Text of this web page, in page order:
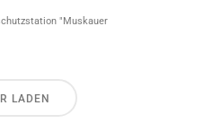
"Muskauer
LADEN